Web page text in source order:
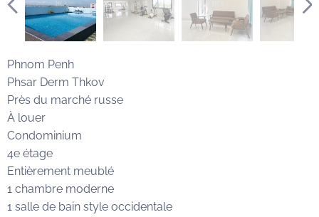
Phnom Penh
Phsar Derm Thkov
Près du marché russe
À louer
Condominium
4e étage
Entièrement meublé
1 chambre moderne
1 salle de bain style occidentale